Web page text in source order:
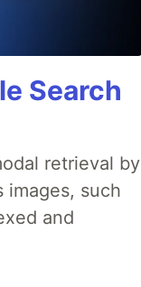
Search
retrieval by
images, such
and